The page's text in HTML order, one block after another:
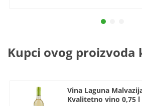
Kupci ovog proizvoda
Vina Laguna
Kvalitetno vino 0,75 l